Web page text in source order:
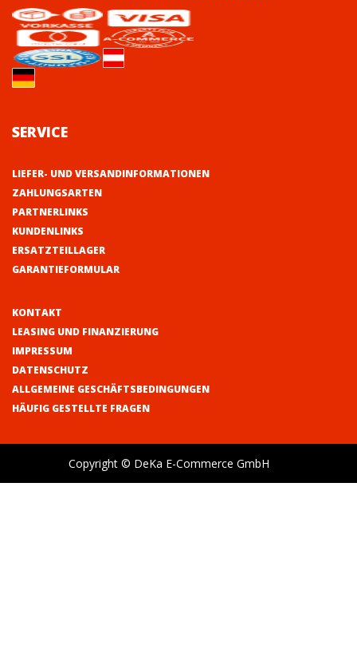
SERVICE
LIEFER- UND VERSANDINFORMATIONEN
ZAHLUNGSARTEN
PARTNERLINKS
KUNDENLINKS
ERSATZTEILLAGER
GARANTIEFORMULAR
KONTAKT
LEASING UND FINANZIERUNG
IMPRESSUM
DATENSCHUTZ
ALLGEMEINE GESCHÄFTSBEDINGUNGEN
HÄUFIG GESTELLTE FRAGEN
Copyright © DeKa E-Commerce GmbH